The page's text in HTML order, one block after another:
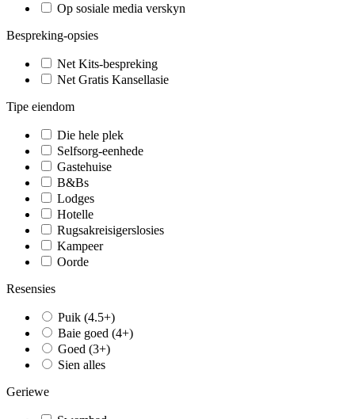
Op sosiale media verskyn
Bespreking-opsies
Net Kits-bespreking
Net Gratis Kansellasie
Tipe eiendom
Die hele plek
Selfsorg-eenhede
Gastehuise
B&Bs
Lodges
Hotelle
Rugsakreisigerslosies
Kampeer
Oorde
Resensies
Puik (4.5+)
Baie goed (4+)
Goed (3+)
Sien alles
Geriewe